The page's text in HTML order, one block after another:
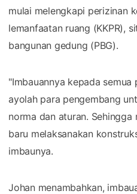
mulai melengkapi perizinan
lemanfaatan ruang (KKPR),
bangunan gedung (PBG).
"Imbauannya kepada semua
ayolah para pengembang
norma dan aturan. Sehingga
baru melaksanakan
imbaunya.
Johan menambahkan,